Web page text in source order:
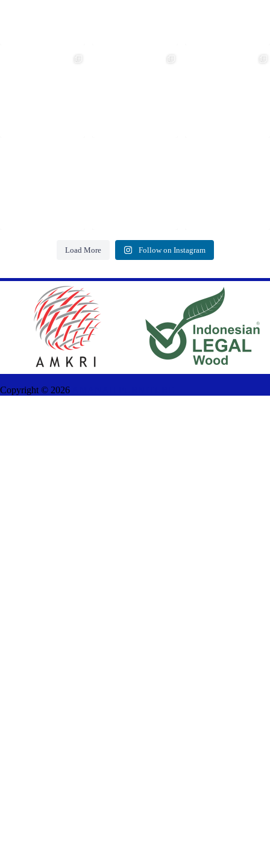
Load More Follow on Instagram
Copyright © 2026